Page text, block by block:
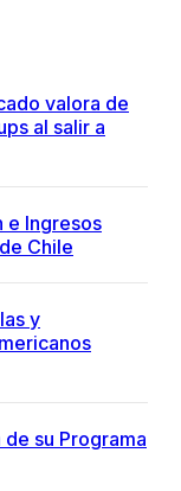
valora de
al salir a
e Ingresos
Chile
y
su Programa